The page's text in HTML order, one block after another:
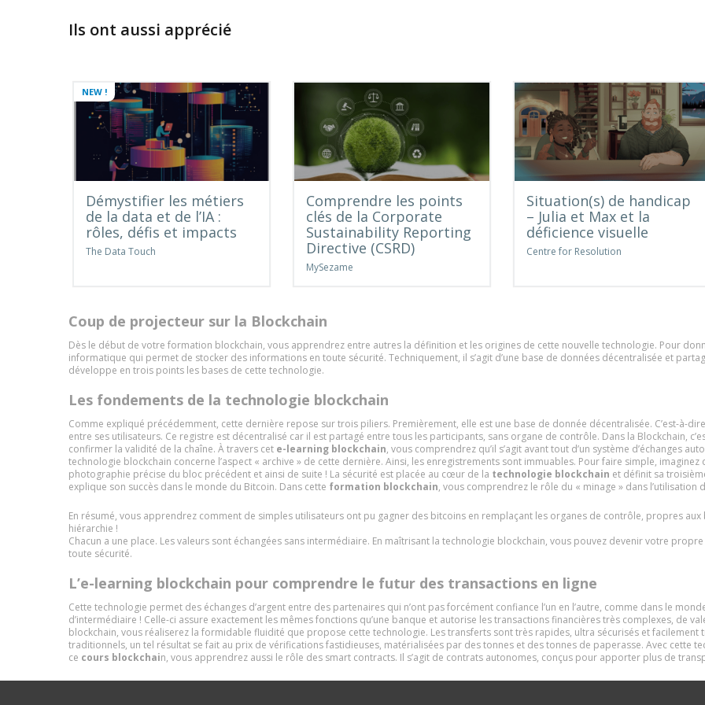
Ils ont aussi apprécié
NEW !
Démystifier les métiers
de la data et de l’IA :
rôles, défis et impacts
The Data Touch
Comprendre les points
clés de la Corporate
Sustainability Reporting
Directive (CSRD)
MySezame
Situation(s) de handicap
– Julia et Max et la
déficience visuelle
Centre for Resolution
Coup de projecteur sur la Blockchain
Dès le début de votre formation blockchain, vous apprendrez entre autres la définition et les origines de cette nouvelle technologie. Pour
informatique qui permet de stocker des informations en toute sécurité. Techniquement, il s’agit d’une base de données décentralisée et
développe en trois points les bases de cette technologie.
Les fondements de la technologie blockchain
Comme expliqué précédemment, cette dernière repose sur trois piliers. Premièrement, elle est une base de donnée décentralisée. C’est-à-
entre ses utilisateurs. Ce registre est décentralisé car il est partagé entre tous les participants, sans organe de contrôle. Dans la Blockchain,
confirmer la validité de la chaîne. À travers cet e-learning blockchain, vous comprendrez qu’il s’agit avant tout d’un système d’échanges
technologie blockchain concerne l’aspect « archive » de cette dernière. Ainsi, les enregistrements sont immuables. Pour faire simple,
photographie précise du bloc précédent et ainsi de suite ! La sécurité est placée au cœur de la technologie blockchain et définit sa
explique son succès dans le monde du Bitcoin. Dans cette formation blockchain, vous comprendrez le rôle du « minage » dans l’utilisation
En résumé, vous apprendrez comment de simples utilisateurs ont pu gagner des bitcoins en remplaçant les organes de contrôle, propres aux
hiérarchie !
Chacun a une place. Les valeurs sont échangées sans intermédiaire. En maîtrisant la technologie blockchain, vous pouvez devenir votre
toute sécurité.
L’e-learning blockchain pour comprendre le futur des transactions en ligne
Cette technologie permet des échanges d’argent entre des partenaires qui n’ont pas forcément confiance l’un en l’autre, comme dans le
d’intermédiaire ! Celle-ci assure exactement les mêmes fonctions qu’une banque et autorise les transactions financières très complexes, de
blockchain, vous réaliserez la formidable fluidité que propose cette technologie. Les transferts sont très rapides, ultra sécurisés et facilement
traditionnels, un tel résultat se fait au prix de vérifications fastidieuses, matérialisées par des tonnes et des tonnes de paperasse. Avec cette
ce cours blockchain, vous apprendrez aussi le rôle des smart contracts. Il s’agit de contrats autonomes, conçus pour apporter plus de